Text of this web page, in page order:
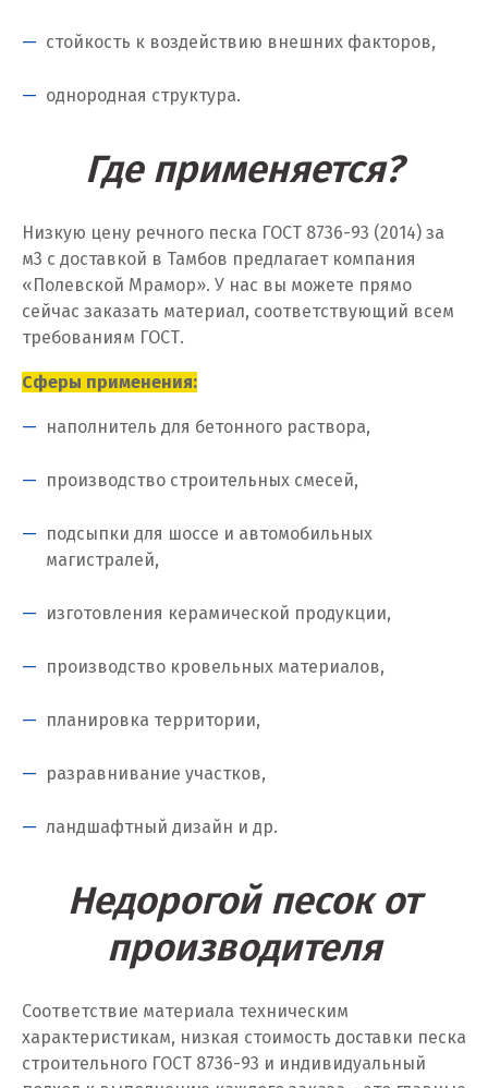
Камышево
Камышлов
Качканар
Киров
Кировград
Когалым
Коелга
Красногорск
Краснодар
Краснотурьинск
Красноярск
Кузино
Курск
стойкость к воздействию внешних факторов,
однородная структура.
Где применяется?
Низкую цену речного песка ГОСТ 8736-93 (2014) за
м3 с доставкой в Тамбов предлагает компания
«Полевской Мрамор». У нас вы можете прямо
сейчас заказать материал, соответствующий всем
требованиям ГОСТ.
Сферы применения:
наполнитель для бетонного раствора,
производство строительных смесей,
подсыпки для шоссе и автомобильных
магистралей,
изготовления керамической продукции,
производство кровельных материалов,
планировка территории,
разравнивание участков,
ландшафтный дизайн и др.
Недорогой песок от
производителя
Соответствие материала техническим
характеристикам, низкая стоимость доставки песка
строительного ГОСТ 8736-93 и индивидуальный